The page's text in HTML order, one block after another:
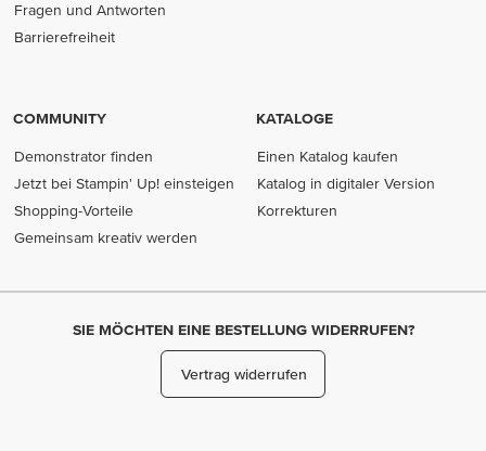
Fragen und Antworten
Barrierefreiheit
COMMUNITY
Demonstrator finden
Jetzt bei Stampin' Up! einsteigen
Shopping-Vorteile
Gemeinsam kreativ werden
KATALOGE
Einen Katalog kaufen
Katalog in digitaler Version
Korrekturen
SIE MÖCHTEN EINE BESTELLUNG WIDERRUFEN?
Vertrag widerrufen